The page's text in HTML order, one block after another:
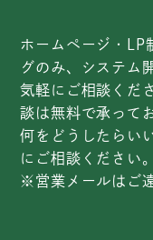
ホームページ・LP
グのみ、システム
気軽にご相談くだ
談は無料で承って
何をどうしたらい
にご相談ください。
※営業メールはご